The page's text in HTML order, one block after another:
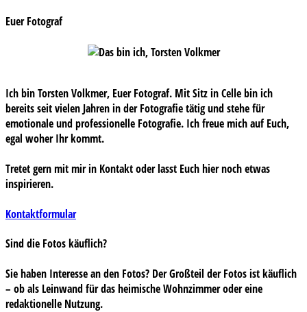
Euer Fotograf
Ich bin Torsten Volkmer, Euer Fotograf. Mit Sitz in Celle bin ich
bereits seit vielen Jahren in der Fotografie tätig und stehe für
emotionale und professionelle Fotografie. Ich freue mich auf Euch,
egal woher Ihr kommt.
Tretet gern mit mir in Kontakt oder lasst Euch hier noch etwas
inspirieren.
Kontaktformular
Sind die Fotos käuflich?
Sie haben Interesse an den Fotos? Der Großteil der Fotos ist käuflich
– ob als Leinwand für das heimische Wohnzimmer oder eine
redaktionelle Nutzung.